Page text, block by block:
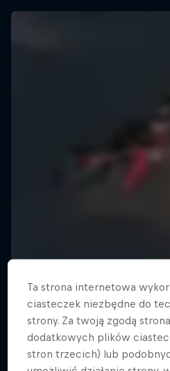
Ta strona internetowa
ciasteczek niezbędne do
strony. Za twoją zgodą
dodatkowych plików
stron trzecich) lub